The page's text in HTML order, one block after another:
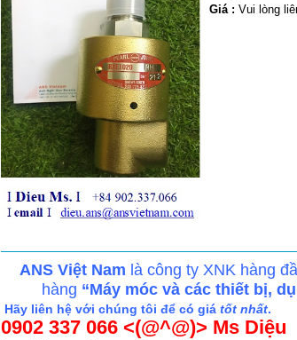
Giá : Vui lòng
ANS Việt Nam là công ty XNK hàng
hàng “Máy móc và các thiết bị,
Hãy liên hệ với chúng tôi để có giá tốt nhất.
0902 337 066 <(@^@)> Ms Diệu